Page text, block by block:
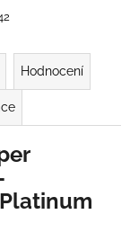
Hodnocení